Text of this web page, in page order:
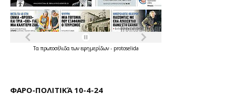
Τα πρωτοσέλιδατων εφημερίδων - protoselida
ΦΑΡΟ-ΠΟΛΙΤΙΚΆ 10-4-24